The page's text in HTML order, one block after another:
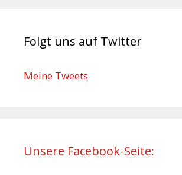
Folgt uns auf Twitter
Meine Tweets
Unsere Facebook-Seite: